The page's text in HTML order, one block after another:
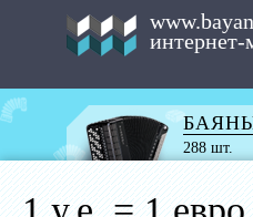
интернет-
288 шт.